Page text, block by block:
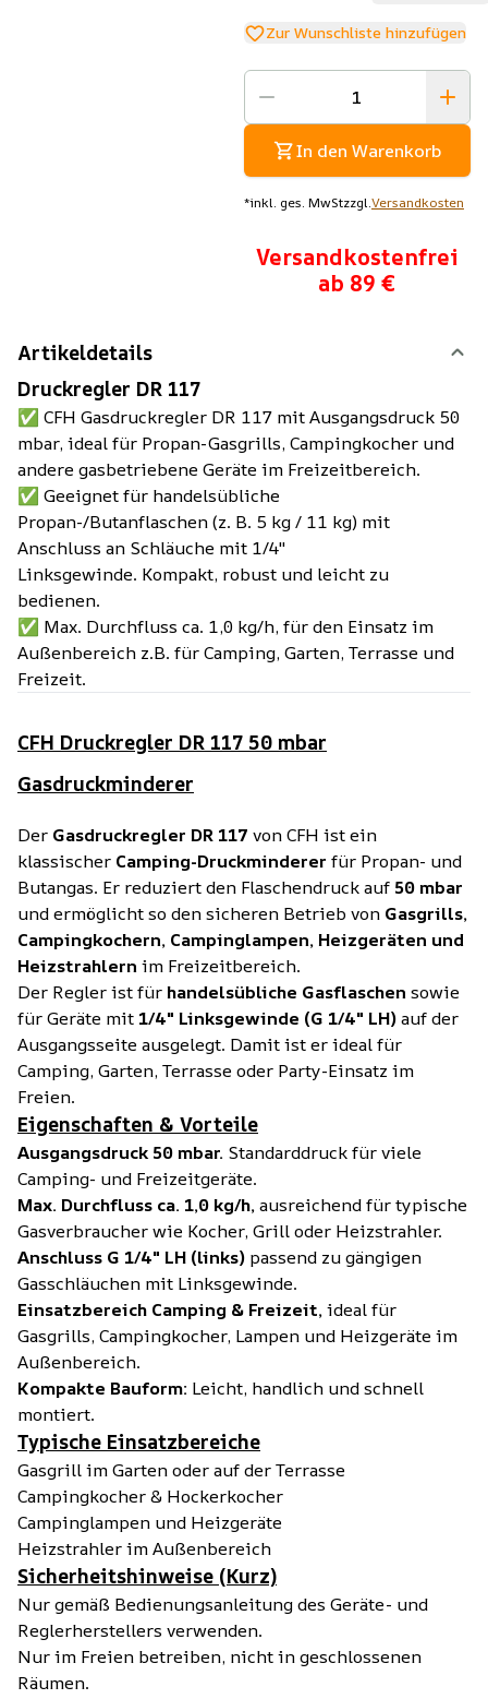
Zur Wunschliste hinzufügen
In den Warenkorb
*inkl. ges. MwStzzgl.Versandkosten
Versandkostenfrei
ab 89 €
Artikeldetails
Druckregler DR 117
✅ CFH Gasdruckregler DR 117 mit Ausgangsdruck 50
mbar, ideal für Propan-Gasgrills, Campingkocher und
andere gasbetriebene Geräte im Freizeitbereich.
✅ Geeignet für handelsübliche
Propan-/Butanflaschen (z. B. 5 kg / 11 kg) mit
Anschluss an Schläuche mit 1/4"
Linksgewinde. Kompakt, robust und leicht zu
bedienen.
✅ Max. Durchfluss ca. 1,0 kg/h, für den Einsatz im
Außenbereich z.B. für Camping, Garten, Terrasse und
Freizeit.
CFH Druckregler DR 117 50 mbar
Gasdruckminderer
Der Gasdruckregler DR 117 von CFH ist ein
klassischer Camping-Druckminderer für Propan- und
Butangas. Er reduziert den Flaschendruck auf 50 mbar
und ermöglicht so den sicheren Betrieb von Gasgrills,
Campingkochern, Campinglampen, Heizgeräten und
Heizstrahlernim Freizeitbereich.
Der Regler ist fürhandelsübliche Gasflaschensowie
für Geräte mit 1/4" Linksgewinde (G 1/4" LH)auf der
Ausgangsseite ausgelegt. Damit ist er ideal für
Camping, Garten, Terrasse oder Party-Einsatz im
Freien.
Eigenschaften & Vorteile
Ausgangsdruck 50 mbar. Standarddruck für viele
Camping- und Freizeitgeräte.
Max. Durchfluss ca. 1,0 kg/h,ausreichend für typische
Gasverbraucher wie Kocher, Grill oder Heizstrahler.
Anschluss G 1/4" LH (links) passend zu gängigen
Gasschläuchen mit Linksgewinde.
Einsatzbereich Camping & Freizeit,ideal für
Gasgrills, Campingkocher, Lampen und Heizgeräte im
Außenbereich.
Kompakte Bauform: Leicht, handlich und schnell
montiert.
Typische Einsatzbereiche
Gasgrill im Garten oder auf der Terrasse
Campingkocher & Hockerkocher
Campinglampen und Heizgeräte
Heizstrahler im Außenbereich
Sicherheitshinweise (Kurz)
Nur gemäß Bedienungsanleitung des Geräte- und
Reglerherstellers verwenden.
Nur im Freien betreiben, nicht in geschlossenen
Räumen.